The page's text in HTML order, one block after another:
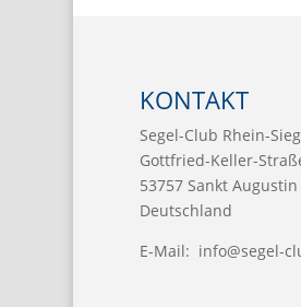
KONTAKT
Segel-Club Rhein-
Gottfried-Keller-
53757 Sankt Augustin
Deutschland
E-Mail: info@segel-